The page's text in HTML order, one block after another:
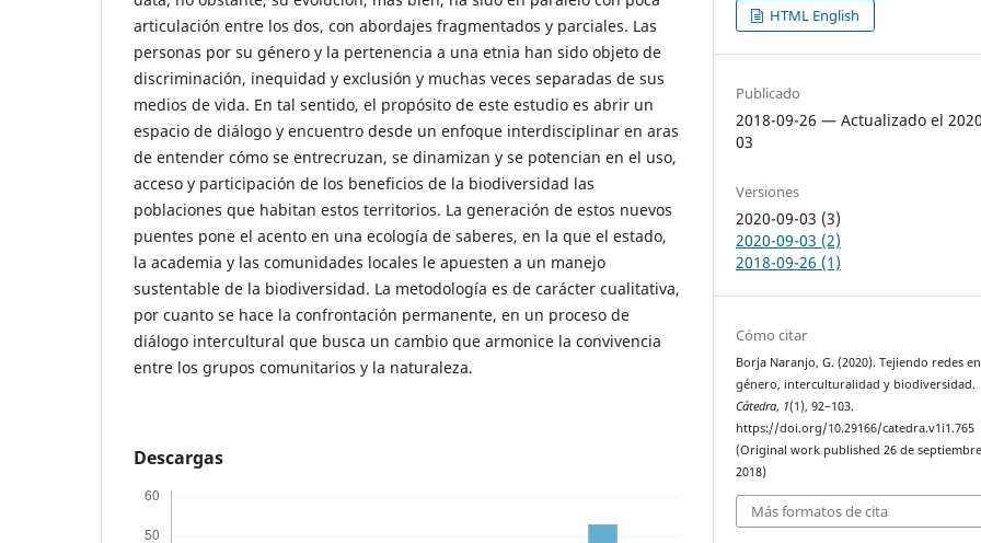
articulación entre los dos, con abordajes fragmentados y parciales. Las
personas por su género y la pertenencia a una etnia han sido objeto de
discriminación, inequidad y exclusión y muchas veces separadas de sus
medios de vida. En tal sentido, el propósito de este estudio es abrir un
espacio de diálogo y encuentro desde un enfoque interdisciplinar en aras
de entender cómo se entrecruzan, se dinamizan y se potencian en el uso,
acceso y participación de los beneficios de la biodiversidad las
poblaciones que habitan estos territorios. La generación de estos nuevos
puentes pone el acento en una ecología de saberes, en la que el estado,
la academia y las comunidades locales le apuesten a un manejo
sustentable de la biodiversidad. La metodología es de carácter cualitativa,
por cuanto se hace la confrontación permanente, en un proceso de
diálogo intercultural que busca un cambio que armonice la convivencia
entre los grupos comunitarios y la naturaleza.
Descargas
HTML English
Publicado
2018-09-26 — Actualizado el
03
Versiones
2020-09-03 (3)
2020-09-03 (2)
2018-09-26 (1)
Cómo citar
Borja Naranjo, G. (2020). Tejiendo redes
género, interculturalidad y biodiversidad.
Cátedra, 1(1), 92–103.
https://doi.org/10.29166/catedra.v1i1.765
(Original work published 26 de
2018)
Más formatos de cita